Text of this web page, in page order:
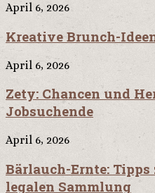
April 6, 2026
Kreative Brunch-
April 6, 2026
Zety: Chancen und
Jobsuchende
April 6, 2026
Bärlauch-Ernte:
legalen Sammlung